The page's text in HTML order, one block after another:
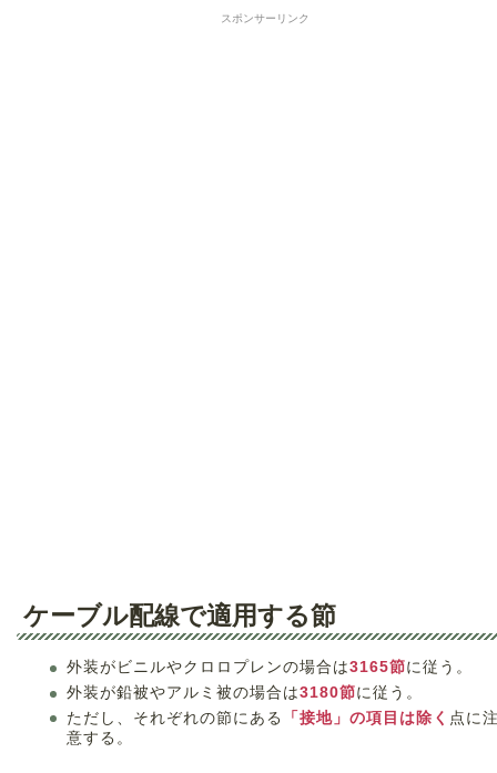
スポンサーリンク
ケーブル配線で適用する節
外装がビニルやクロロプレンの場合は3165節に従う。
外装が鉛被やアルミ被の場合は3180節に従う。
ただし、それぞれの節にある
「接地」の項目は除く 点に
意する。